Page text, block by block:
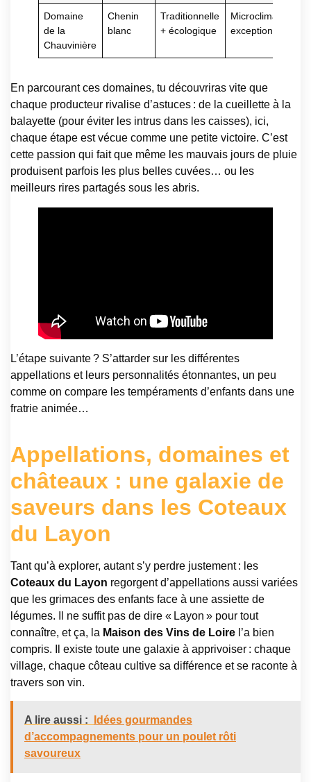
Domaine
de la
Chauvinière
Chenin
blanc
Traditionnelle
+ écologique
Microclimat
exceptionnel
En parcourant ces domaines, tu découvriras vite que
chaque producteur rivalise d’astuces : de la cueillette à la
balayette (pour éviter les intrus dans les caisses), ici,
chaque étape est vécue comme une petite victoire. C’est
cette passion qui fait que même les mauvais jours de pluie
produisent parfois les plus belles cuvées… ou les
meilleurs rires partagés sous les abris.
L’étape suivante ? S’attarder sur les différentes
appellations et leurs personnalités étonnantes, un peu
comme on compare les tempéraments d’enfants dans une
fratrie animée…
Appellations, domaines et
châteaux : une galaxie de
saveurs dans les Coteaux
du Layon
Tant qu’à explorer, autant s’y perdre justement : les
Coteaux du Layon regorgent d’appellations aussi variées
que les grimaces des enfants face à une assiette de
légumes. Il ne suffit pas de dire « Layon » pour tout
connaître, et ça, la Maison des Vins de Loire l’a bien
compris. Il existe toute une galaxie à apprivoiser : chaque
village, chaque côteau cultive sa différence et se raconte à
travers son vin.
A lire aussi :
Idées gourmandes
d’accompagnements pour un poulet rôti
savoureux